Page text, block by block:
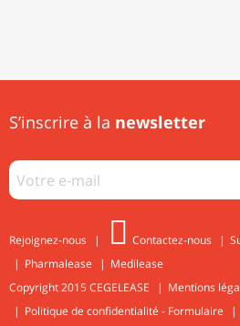
S’inscrire à la newsletter
Rejoignez-nous Contactez-nous
Pharmalease
Medilease
Copyright 2015CEGELEASE
Mentions
Politique de confidentialité - Formulaire